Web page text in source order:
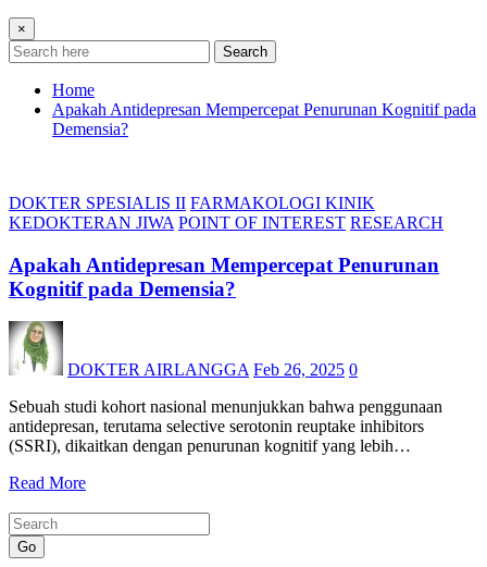
×
Search
Home
Apakah Antidepresan Mempercepat Penurunan Kognitif pada
Demensia?
DOKTER SPESIALIS II FARMAKOLOGI KINIK
KEDOKTERAN JIWA POINT OF INTEREST RESEARCH
Apakah Antidepresan Mempercepat Penurunan
Kognitif pada Demensia?
DOKTER AIRLANGGA Feb 26, 2025 0
Sebuah studi kohort nasional menunjukkan bahwa penggunaan
antidepresan, terutama selective serotonin reuptake inhibitors
(SSRI), dikaitkan dengan penurunan kognitif yang lebih…
Read More
Go